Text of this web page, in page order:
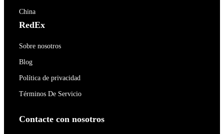
China
RedEx
Sobre nosotros
Blog
Política de privacidad
Términos De Servicio
Contacte con nosotros